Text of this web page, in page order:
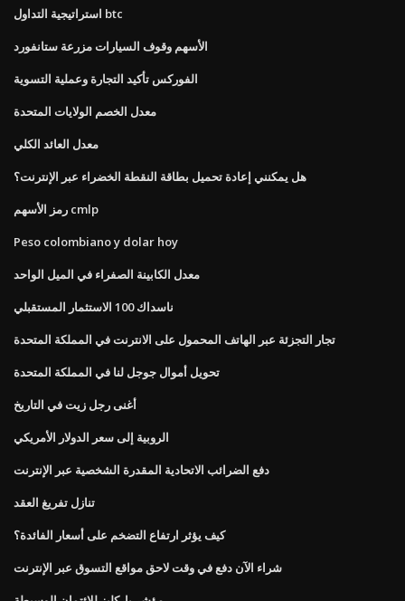
استراتيجية التداول btc
الأسهم وقوف السيارات مزرعة ستانفورد
الفوركس تأكيد التجارة وعملية التسوية
معدل الخصم الولايات المتحدة
معدل العائد الكلي
هل يمكنني إعادة تحميل بطاقة النقطة الخضراء عبر الإنترنت؟
رمز الأسهم cmlp
Peso colombiano y dolar hoy
معدل الكابينة الصفراء في الميل الواحد
ناسداك 100 الاستثمار المستقبلي
تجار التجزئة عبر الهاتف المحمول على الانترنت في المملكة المتحدة
تحويل أموال جوجل لنا في المملكة المتحدة
أغنى رجل زيت في التاريخ
الروبية إلى سعر الدولار الأمريكي
دفع الضرائب الاتحادية المقدرة الشخصية عبر الإنترنت
تنازل تفريغ العقد
كيف يؤثر ارتفاع التضخم على أسعار الفائدة؟
شراء الآن دفع في وقت لاحق مواقع التسوق عبر الإنترنت